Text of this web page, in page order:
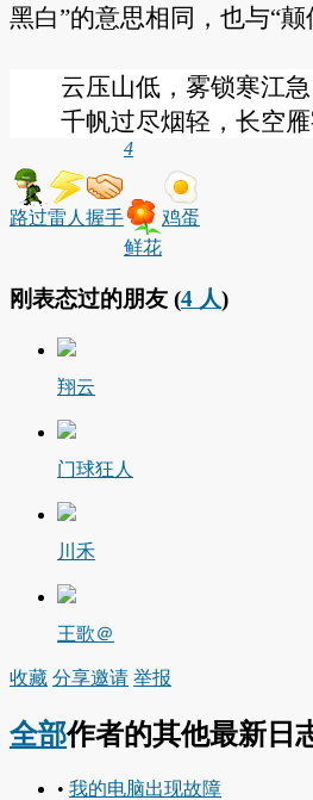
黑白”的意思相同，也与“颠
云压山低，雾锁寒江
千帆过尽烟轻，长空
路过雷人 握手
4
鲜花
鸡蛋
刚表态过的朋友 (4 人)
翔云
门球狂人
川禾
王歌＠
收藏 分享邀请 举报
全部作者的其他最新日
• 我的电脑出现故障